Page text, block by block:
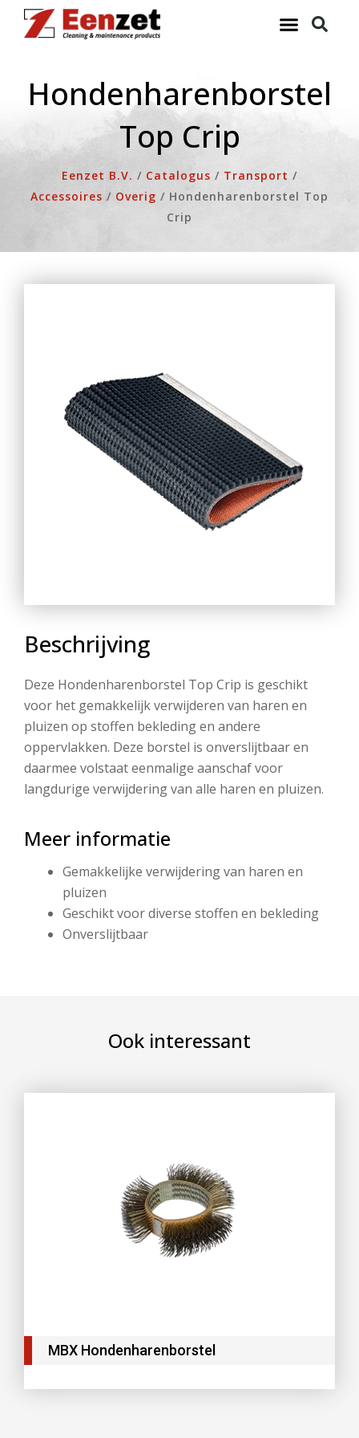
naar
Hondenharenborstel
Top Crip
Eenzet B.V. / Catalogus / Transport /
Accessoires / Overig / Hondenharenborstel Top
Crip
Beschrijving
Deze Hondenharenborstel Top Crip is geschikt
voor het gemakkelijk verwijderen van haren en
pluizen op stoffen bekleding en andere
oppervlakken. Deze borstel is onverslijtbaar en
daarmee volstaat eenmalige aanschaf voor
langdurige verwijdering van alle haren en pluizen.
Meer informatie
Gemakkelijke verwijdering van haren en
pluizen
Geschikt voor diverse stoffen en bekleding
Onverslijtbaar
Ook interessant
MBX Hondenharenborstel